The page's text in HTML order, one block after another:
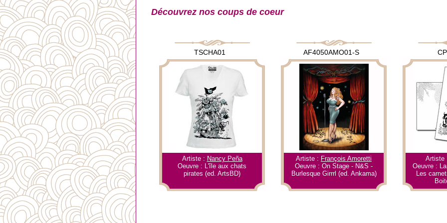
Découvrez nos coups de coeur
TSCHA01
Artiste : Nancy Peña
Oeuvre : L'île aux chats
pirates (ed. ArtsBD)
AF4050AMO01-S
Artiste : François Amoretti
Oeuvre : On Stage - N&S -
Burlesque Girrrl (ed. Ankama)
Oeuvre :
Les